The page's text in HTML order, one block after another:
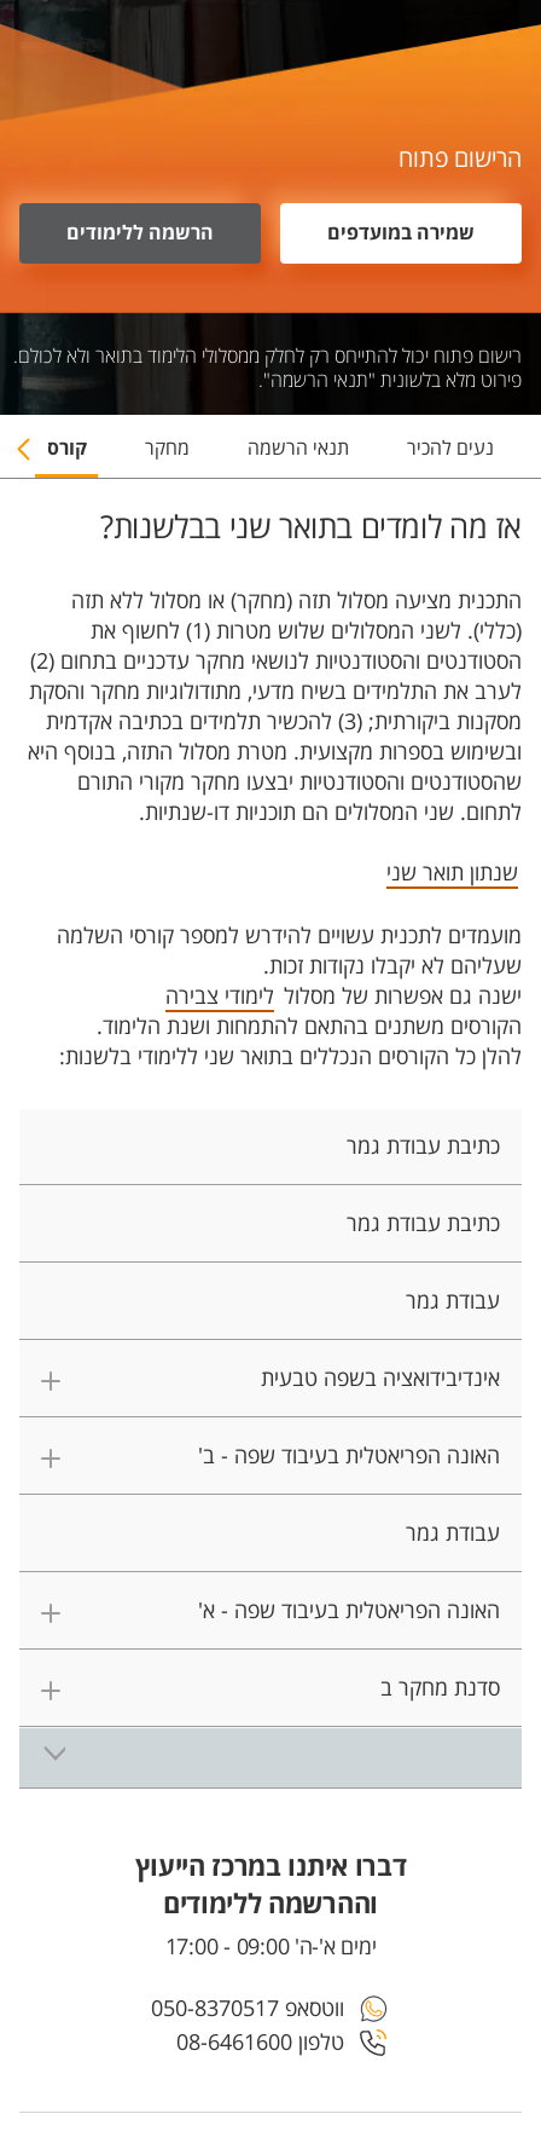
הרישום פתוח
שמירה במועדפים הרשמה ללימודים
רישום פתוח יכול להתייחס רק לחלק ממסלולי הלימוד בתואר ולא לכולם.
פירוט מלא בלשונית "תנאי הרשמה".
נעים להכיר תנאי הרשמה מחקר קורסים
אז מה לומדים בתואר שני בבלשנות?
התכנית מציעה מסלול תזה (מחקר) או מסלול ללא תזה
(כללי). לשני המסלולים שלוש מטרות (1) לחשוף את
הסטודנטים והסטודנטיות לנושאי מחקר עדכניים בתחום (2)
לערב את התלמידים בשיח מדעי, מתודולוגיות מחקר והסקת
מסקנות ביקורתית; (3) להכשיר תלמידים בכתיבה אקדמית
ובשימוש בספרות מקצועית. מטרת מסלול התזה, בנוסף היא
שהסטודנטים והסטודנטיות יבצעו מחקר מקורי התורם
לתחום. שני המסלולים הם תוכניות דו-שנתיות.
שנתון תואר שני
מועמדים לתכנית עשויים להידרש למספר קורסי השלמה
שעליהם לא יקבלו נקודות זכות.
ישנה גם אפשרות של מסלול לימודי צבירה
הקורסים משתנים בהתאם להתמחות ושנת הלימוד.
להלן כל הקורסים הנכללים בתואר שני ללימודי בלשנות:
כתיבת עבודת גמר
כתיבת עבודת גמר
עבודת גמר
אינדיבידואציה בשפה טבעית
האונה הפריאטלית בעיבוד שפה - ב'
עבודת גמר
האונה הפריאטלית בעיבוד שפה - א'
סדנת מחקר ב
דברו איתנו במרכז הייעוץ
וההרשמה ללימודים
ימים א'-ה' 09:00 - 17:00
טלפון 08-6461600
ווטסאפ 050-8370517